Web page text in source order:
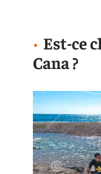
Est-ce
Cana ?